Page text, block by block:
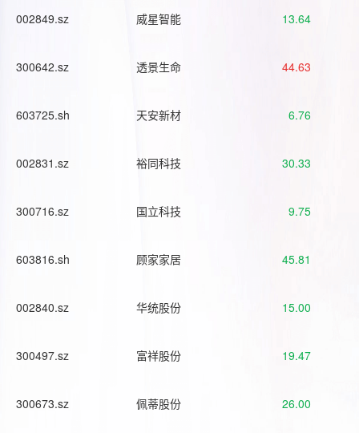
002849.sz 威星智能 13.64
300642.sz 透景生命 44.63
603725.sh 天安新材 6.76
002831.sz 裕同科技 30.33
300716.sz 国立科技 9.75
603816.sh 顾家家居 45.81
002840.sz 华统股份 15.00
300497.sz 富祥股份 19.47
300673.sz 佩蒂股份 26.00